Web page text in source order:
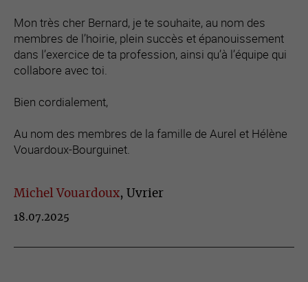
Mon très cher Bernard, je te souhaite, au nom des
membres de l’hoirie, plein succès et épanouissement
dans l’exercice de ta profession, ainsi qu’à l’équipe qui
collabore avec toi.
Bien cordialement,
Au nom des membres de la famille de Aurel et Hélène
Vouardoux-Bourguinet.
Michel Vouardoux, Uvrier
18.07.2025